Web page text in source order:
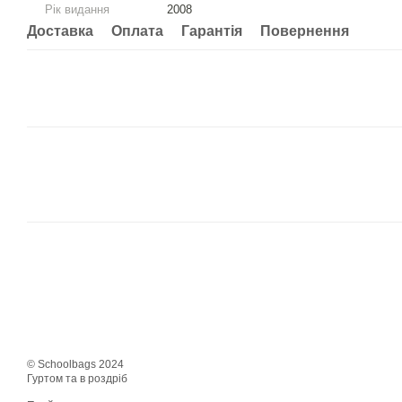
Рік видання 2008
Доставка Оплата Гарантія Повернення
© Schoolbags 2024
Гуртом та в роздріб